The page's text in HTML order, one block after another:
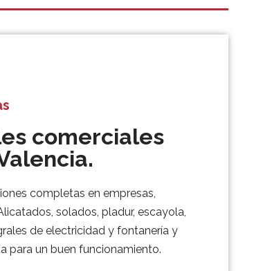
comerciales
completas en empresas,
solados, pladur, escayola,
de electricidad y fontanería y
para un buen funcionamiento.